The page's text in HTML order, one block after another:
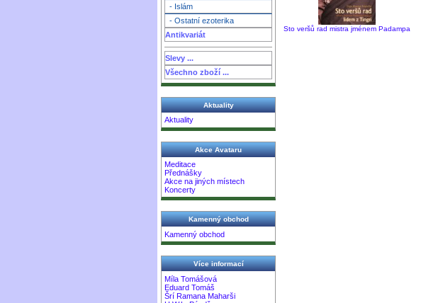
- Islám
- Ostatní ezoterika
Antikvariát
Slevy ...
Všechno zboží ...
Aktuality
Aktuality
Akce Avataru
Meditace
Přednášky
Akce na jiných místech
Koncerty
Kamenný obchod
Kamenný obchod
Více informací
Míla Tomášová
Eduard Tomáš
Šrí Ramana Maharši
Sto veršů rad mistra jménem Padampa